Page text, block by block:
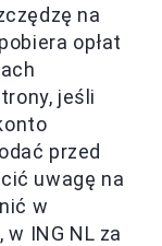
na
opłat
jeśli
przed
uwagę na
w
ING NL za